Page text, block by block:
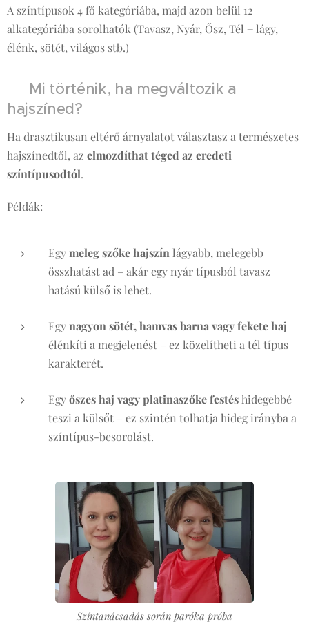
A színtípusok 4 fő kategóriába, majd azon belül 12
alkategóriába sorolhatók (Tavasz, Nyár, Ősz, Tél + lágy,
élénk, sötét, világos stb.)
💇‍♀️ Mi történik, ha megváltozik a
hajszíned?
Ha drasztikusan eltérő árnyalatot választasz a természetes
hajszínedtől, az elmozdíthat téged az eredeti
színtípusodtól.
Példák:
Egymeleg szőke hajszínlágyabb, melegebb
összhatást ad – akár egy nyár típusból tavasz
hatású külső is lehet.
Egynagyon sötét, hamvas barna vagy fekete haj
élénkíti a megjelenést – ez közelítheti a tél típus
karakterét.
Egyőszes haj vagy platinaszőke festéshidegebbé
teszi a külsőt – ez szintén tolhatja hideg irányba a
színtípus-besorolást.
Színtanácsadás során paróka próba